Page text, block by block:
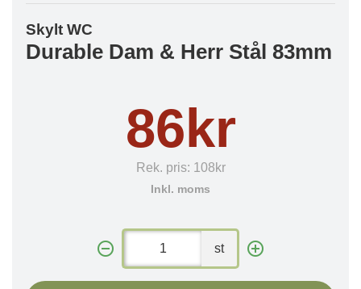
Skylt WC
Durable Dam & Herr Stål 83mm
86kr
Rek. pris: 108kr
Inkl. moms
st